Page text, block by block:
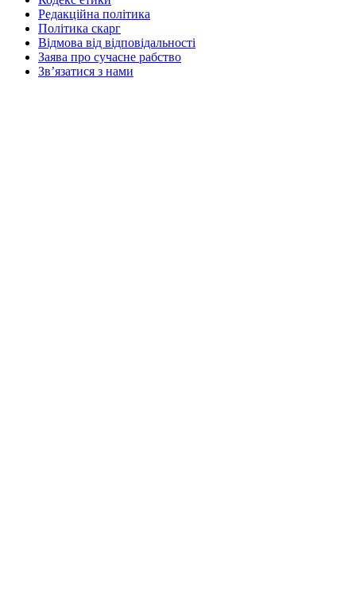
Редакційна політика
Політика скарг
Відмова від відповідальності
Заява про сучасне рабство
Зв’язатися з нами